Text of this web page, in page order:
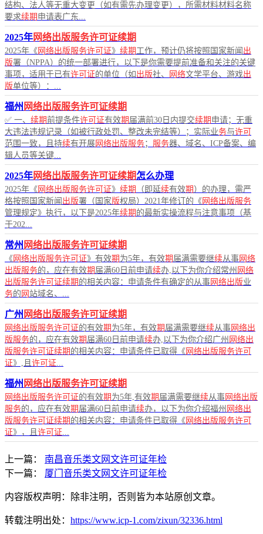
结构、法人等无重大变更（如有需先办理变更），所需材料材料名称
要求续期 申请表广东...
2025年网络出版服务许可证续期
2025年《 网络出版服务许可证》 续期 工作，预计仍将按照国家新闻 出
版署（NPPA）的统一部署进行，以下是你需要提前准备和关注的关键
事项，适用于已有许可证的单位（如 出版社、 网络文学平台、游戏出
版单位等）：...
福州 网络出版服务许可证续期
✅ 一、 续期前提条件许可证有效期 届满前30日内提交续期 申请；无重
大违法违规记录（如被行政处罚、整改未完结等）；实际业务与许可
范围一致，且持续有开展 网络出版服务； 服务器、域名、ICP备案、编
辑人员等关键...
2025年网络出版服务许可证续期怎么办理
2025年《 网络出版服务许可证》 续期 （即延续有效期 ）的办理，需严
格按照国家新闻 出版署（国家版权局）2021年修订的《 网络出版服务
管理规定》执行，以下是2025年续期 的最新实操流程与注意事项（基
于202...
常州 网络出版服务许可证续期
《 网络出版服务许可证》有效期 为5年，有效期 届满需要继续从事 网络
出版服务的，应在有效期 届满60日前申请续办,以下为你介绍常州 网络
出版服务许可证续期 的相关内容：申请条件有确定的从事 网络出版业
务的 网 站域名、...
广州 网络出版服务许可证续期
网络出版服务许可证的有效期 为5年，有效期 届满需要继续从事 网络出
版服务的，应在有效期 届满60日前申请续办,以下为你介绍广州 网络出
版服务许可证续期 的相关内容：申请条件已取得《 网络出版服务许可
证》,且 许可证
福州 网络出版服务许可证续期
网络出版服务许可证的有效期 为5年,有效期 届满需要继续从事 网络出版
服务的，应在有效期 届满60日前申请续办，以下为你介绍福州 网络出
版服务许可证续期 的相关内容：申请条件已取得《 网络出版服务许可
证》，且 许可证
上一篇：
南昌音乐类文网文许可证年检
下一篇：
厦门音乐类文网文许可证年检
内容版权声明：除非注明，否则皆为本站原创文章。
转载注明出处： https://www.icp-1.com/zixun/32336.html